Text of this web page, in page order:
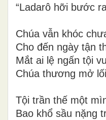
“Ladarô hỡi bước
Chúa vẫn khóc
Cho đến ngày tận
Mắt ai lệ ngấn tội
Chúa thương mở
Tội trần thế một
Bao khổ sầu nặng